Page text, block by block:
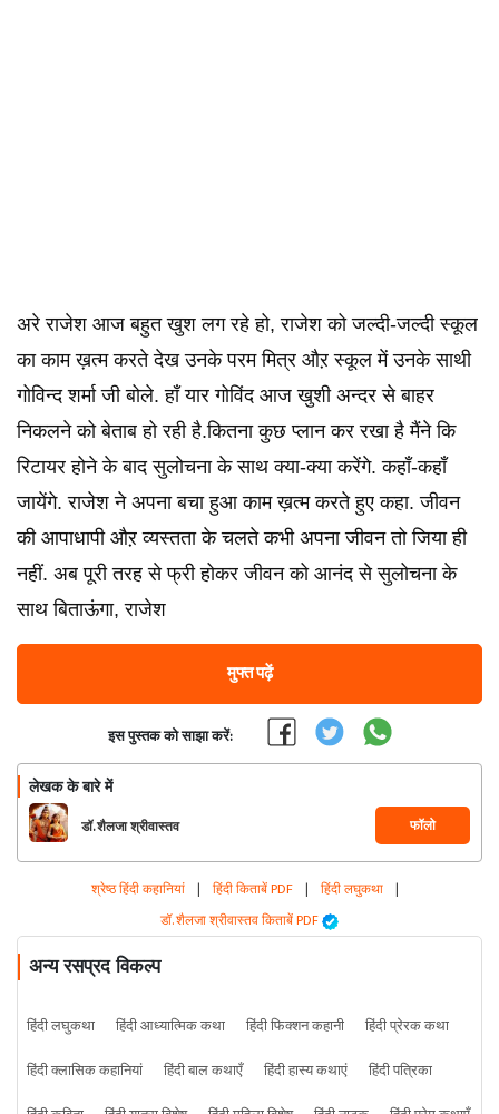
अरे राजेश आज बहुत खुश लग रहे हो, राजेश को जल्दी-जल्दी स्कूल
का काम ख़त्म करते देख उनके परम मित्र औऱ स्कूल में उनके साथी
गोविन्द शर्मा जी बोले. हाँ यार गोविंद आज खुशी अन्दर से बाहर
निकलने को बेताब हो रही है.कितना कुछ प्लान कर रखा है मैंने कि
रिटायर होने के बाद सुलोचना के साथ क्या-क्या करेंगे. कहाँ-कहाँ
जायेंगे. राजेश ने अपना बचा हुआ काम ख़त्म करते हुए कहा. जीवन
की आपाधापी औऱ व्यस्तता के चलते कभी अपना जीवन तो जिया ही
नहीं. अब पूरी तरह से फ्री होकर जीवन को आनंद से सुलोचना के
साथ बिताऊंगा, राजेश
मुफ्त पढ़ें
इस पुस्तक को साझा करें:
लेखक के बारे में
डॉ. शैलजा श्रीवास्तव फॉलो
श्रेष्ठ हिंदी कहानियां | हिंदी किताबें PDF | हिंदी लघुकथा |
डॉ. शैलजा श्रीवास्तव किताबें PDF
अन्य रसप्रद विकल्प
हिंदी लघुकथा हिंदी आध्यात्मिक कथा हिंदी फिक्शन कहानी
हिंदी प्रेरक कथा
हिंदी क्लासिक कहानियां
हिंदी बाल कथाएँ हिंदी हास्य कथाएं
हिंदी पत्रिका